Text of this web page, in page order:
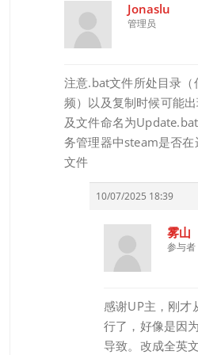
Jonaslu
管理员
注意.bat文件所处目录
频）以及复制时候可能
及文件命名为
务管理器中steam是否
文件
10/07/2025 18:39
雾山
参与者
感谢UP主，刚才
行了，好像是因
导致。改成全英